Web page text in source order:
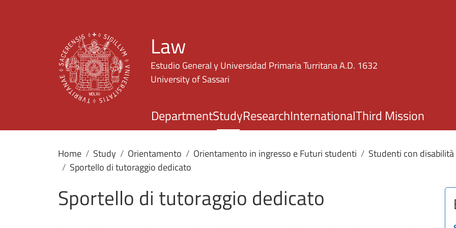
Law
Estudio General y Universidad Primaria Turritana A.D. 1632
University of Sassari
DepartmentStudyResearchInternationalThird Mission
Home Study Orientamento Orientamento in ingresso e Futuri studenti
Studenti con
Sportello di tutoraggio dedicato
Sportello di tutoraggio dedicato